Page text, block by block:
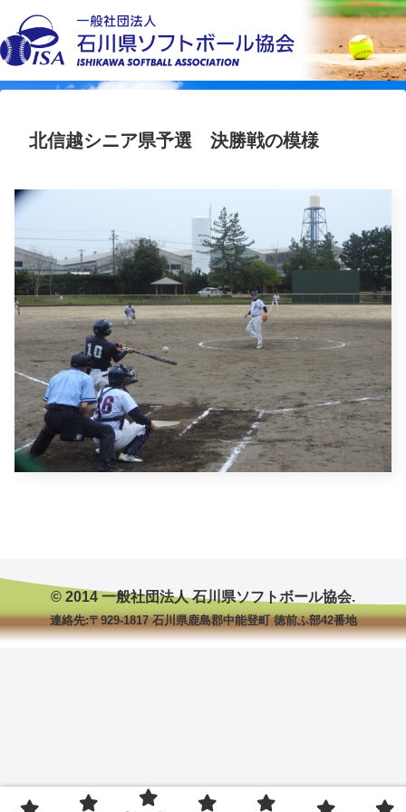
北信越シニア県予選 決勝戦の模様
© 2014 一般社団法人 石川県ソフトボール協会.
連絡先:〒929-1817 石川県鹿島郡中能登町 徳前ふ部42番地